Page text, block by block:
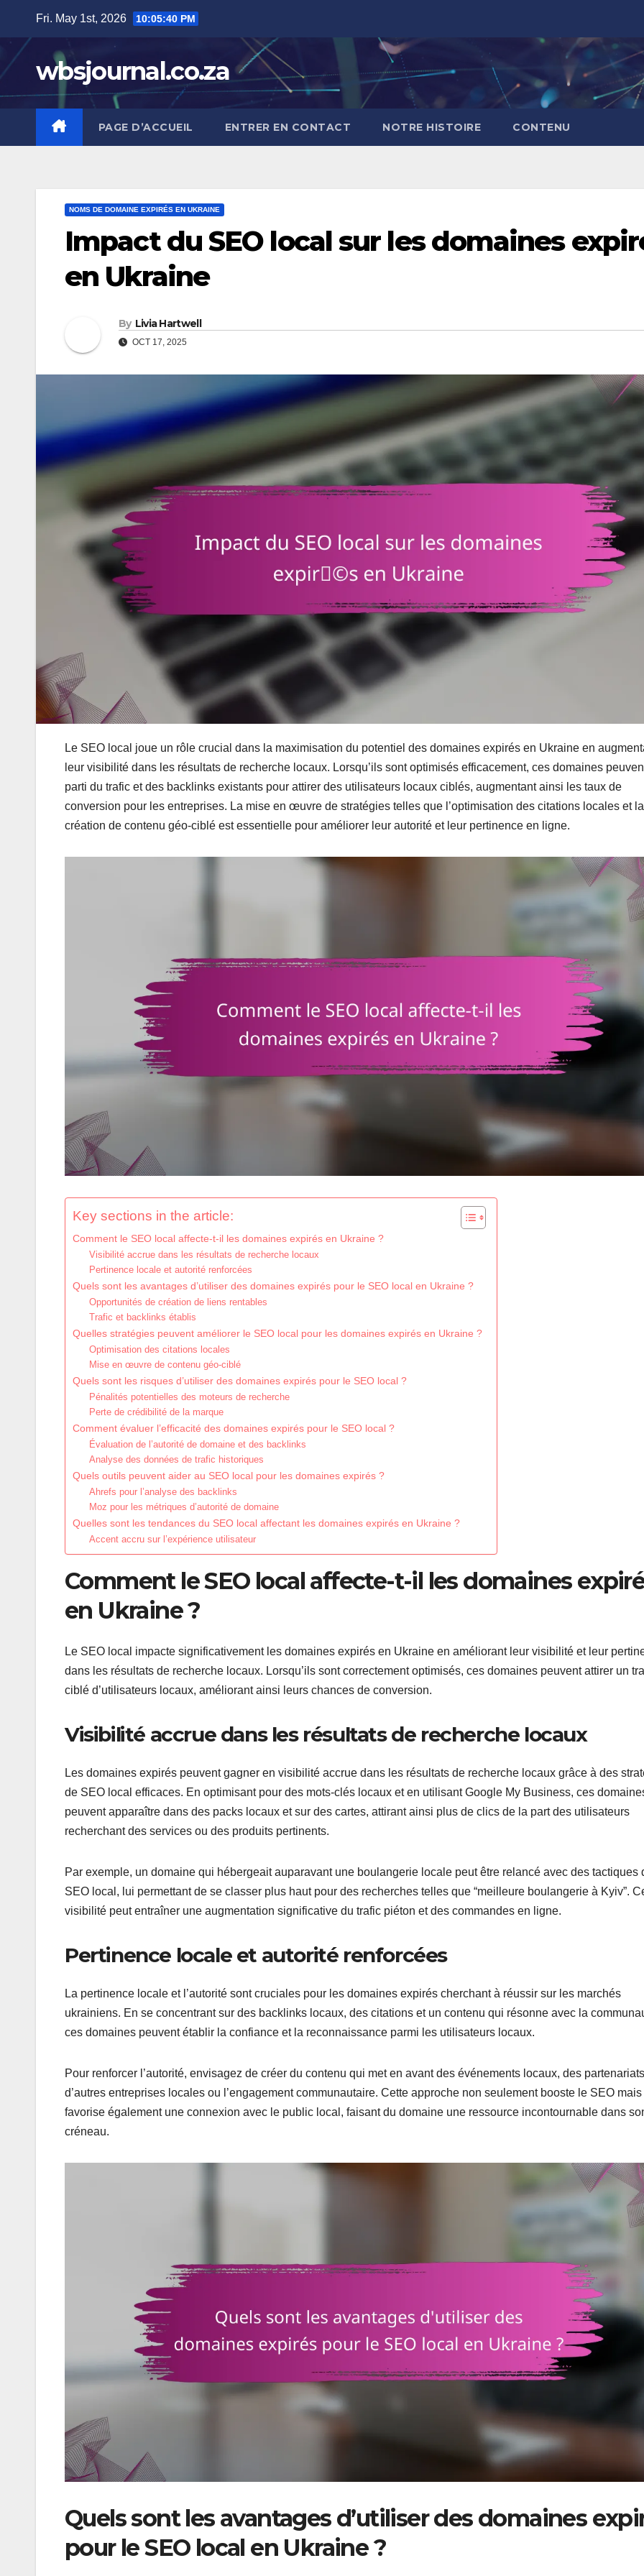
content
Fri. May 1st, 2026 10:05:41 PM
wbsjournal.co.za
PAGE D’ACCUEIL ENTRER EN CONTACT NOTRE HISTOIRE CONTENU
NOMS DE DOMAINE EXPIRÉS EN UKRAINE
Impact du SEO local sur les domaines
en Ukraine
By Livia Hartwell
OCT 17, 2025
Le SEO local joue un rôle crucial dans la maximisation du potentiel des domaines expirés en Ukraine en
leur visibilité dans les résultats de recherche locaux. Lorsqu’ils sont optimisés efficacement, ces domaines
parti du trafic et des backlinks existants pour attirer des utilisateurs locaux ciblés, augmentant ainsi les taux de
conversion pour les entreprises. La mise en œuvre de stratégies telles que l’optimisation des citations locales et la
création de contenu géo-ciblé est essentielle pour améliorer leur autorité et leur pertinence en ligne.
Key sections in the article:
Comment le SEO local affecte-t-il les domaines expirés en Ukraine ?
Visibilité accrue dans les résultats de recherche locaux
Pertinence locale et autorité renforcées
Quels sont les avantages d’utiliser des domaines expirés pour le SEO local en Ukraine ?
Opportunités de création de liens rentables
Trafic et backlinks établis
Quelles stratégies peuvent améliorer le SEO local pour les domaines expirés en Ukraine ?
Optimisation des citations locales
Mise en œuvre de contenu géo-ciblé
Quels sont les risques d’utiliser des domaines expirés pour le SEO local ?
Pénalités potentielles des moteurs de recherche
Perte de crédibilité de la marque
Comment évaluer l’efficacité des domaines expirés pour le SEO local ?
Évaluation de l’autorité de domaine et des backlinks
Analyse des données de trafic historiques
Quels outils peuvent aider au SEO local pour les domaines expirés ?
Ahrefs pour l’analyse des backlinks
Moz pour les métriques d’autorité de domaine
Quelles sont les tendances du SEO local affectant les domaines expirés en Ukraine ?
Accent accru sur l’expérience utilisateur
Comment le SEO local affecte-t-il les domaines
en Ukraine ?
Le SEO local impacte significativement les domaines expirés en Ukraine en améliorant leur visibilité et leur
dans les résultats de recherche locaux. Lorsqu’ils sont correctement optimisés, ces domaines peuvent attirer un
ciblé d’utilisateurs locaux, améliorant ainsi leurs chances de conversion.
Visibilité accrue dans les résultats de recherche locaux
Les domaines expirés peuvent gagner en visibilité accrue dans les résultats de recherche locaux grâce à des
de SEO local efficaces. En optimisant pour des mots-clés locaux et en utilisant Google My Business, ces
peuvent apparaître dans des packs locaux et sur des cartes, attirant ainsi plus de clics de la part des utilisateurs
recherchant des services ou des produits pertinents.
Par exemple, un domaine qui hébergeait auparavant une boulangerie locale peut être relancé avec des tactiques
SEO local, lui permettant de se classer plus haut pour des recherches telles que “meilleure boulangerie à Kyiv”.
visibilité peut entraîner une augmentation significative du trafic piéton et des commandes en ligne.
Pertinence locale et autorité renforcées
La pertinence locale et l’autorité sont cruciales pour les domaines expirés cherchant à réussir sur les marchés
ukrainiens. En se concentrant sur des backlinks locaux, des citations et un contenu qui résonne avec la
ces domaines peuvent établir la confiance et la reconnaissance parmi les utilisateurs locaux.
Pour renforcer l’autorité, envisagez de créer du contenu qui met en avant des événements locaux, des
d’autres entreprises locales ou l’engagement communautaire. Cette approche non seulement booste le SEO mais
favorise également une connexion avec le public local, faisant du domaine une ressource incontournable dans
créneau.
Quels sont les avantages d’utiliser des domaines
pour le SEO local en Ukraine ?